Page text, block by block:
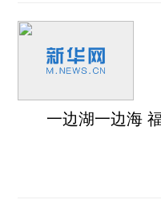
一边湖一边海